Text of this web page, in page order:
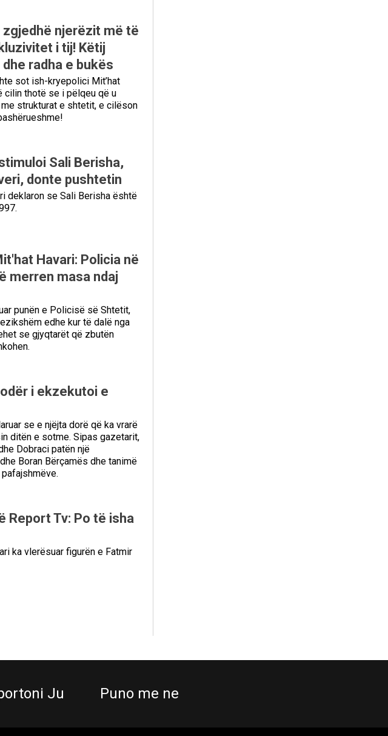
zgjedhë njerëzit më të
i tij! Këtij
radha e bukës
sot ish-kryepolici Mit’hat
cilin thotë se i pëlqeu që u
strukturat e shtetit, e cilëson
Sali Berisha,
donte pushtetin
deklaron se Sali Berisha është
Havari: Policia në
merren masa ndaj
punën e Policisë së Shtetit,
edhe kur të dalë nga
se gjyqtarët që zbutën
i ekzekutoi e
se e njëjta dorë që ka vrarë
ditën e sotme. Sipas gazetarit,
Dobraci patën një
Boran Bërçamës dhe tanimë
Report Tv: Po të isha
ka vlerësuar figurën e Fatmir
Ju Puno me ne